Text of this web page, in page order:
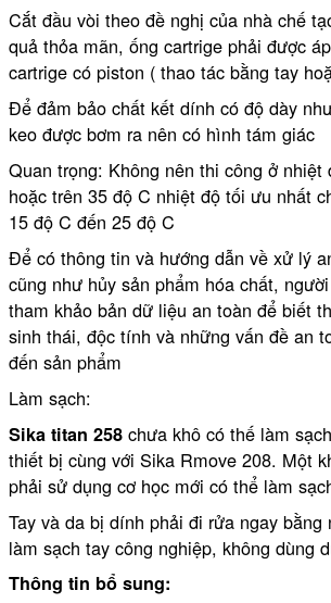
Cắt đầu vòi theo đề nghị của nhà chế
quả thỏa mãn, ống cartrige phải được
cartrige có piston ( thao tác bằng tay
Để đảm bảo chất kết dính có độ dày
keo được bơm ra nên có hình tám giác
Quan trọng: Không nên thi công ở nhiệt
hoặc trên 35 độ C nhiệt độ tối ưu nhất
15 độ C đến 25 độ C
Để có thông tin và hướng dẫn về xử lý
cũng như hủy sản phẩm hóa chất,
tham khảo bản dữ liệu an toàn để biết
sinh thái, độc tính và những vấn đề an
đến sản phẩm
Làm sạch:
Sika titan 258 chưa khô có thế làm
thiết bị cùng với Sika Rmove 208. Một
phải sử dụng cơ học mới có thể làm
Tay và da bị dính phải đi rửa ngay bằng
làm sạch tay công nghiệp, không dùng
Thông tin bổ sung: